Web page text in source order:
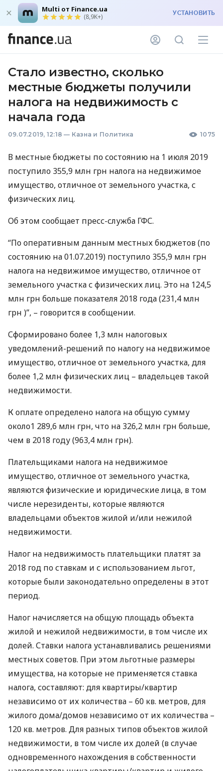
Multi от Finance.ua
(8,9K+) УСТАНОВИТЬ
Стало известно, сколько
местные бюджеты получили
налога на недвижимость с
начала года
09.07.2019, 12:18 — Казна и Политика 1075
В местные бюджеты по состоянию на 1 июля 2019
поступило 355,9 млн грн налога на недвижимое
имущество, отличное от земельного участка, с
физических лиц.
Об этом сообщает пресс-служба ГФС.
“По оперативным данным местных бюджетов (по
состоянию на 01.07.2019) поступило 355,9 млн грн
налога на недвижимое имущество, отличное от
земельного участка с физических лиц. Это на 124,5
млн грн больше показателя 2018 года (231,4 млн
грн )”, – говорится в сообщении.
Сформировано более 1,3 млн налоговых
уведомлений-решений по налогу на недвижимое
имущество, отличное от земельного участка, для
более 1,2 млн физических лиц – владельцев такой
недвижимости.
К оплате определено налога на общую сумму
около1 289,6 млн грн, что на 326,2 млн грн больше,
чем в 2018 году (963,4 млн грн).
Плательщиками налога на недвижимое
имущество, отличное от земельного участка,
являются физические и юридические лица, в том
числе нерезиденты, которые являются
владельцами объектов жилой и/или нежилой
недвижимости.
Налог на недвижимость плательщики платят за
2018 год по ставкам и с использованием льгот,
которые были законодательно определены в этот
период.
Налог начисляется на общую площадь объекта
жилой и нежилой недвижимости, в том числе их
долей. Ставки налога устанавливались решениями
местных советов. При этом льготные размеры
имущества, на которые не применяется ставка
налога, составляют: для квартиры/квартир
независимо от их количества – 60 кв. метров, для
жилого дома/домов независимо от их количества –
120 кв. метров. Для разных типов объектов жилой
недвижимости, в том числе их долей (в случае
одновременного нахождения в собственности